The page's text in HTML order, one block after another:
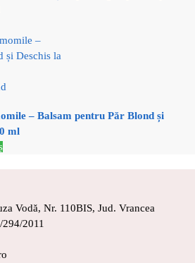
– Balsam pentru Păr Blond și
ml
Vodă, Nr. 110BIS, Jud. Vrancea
2011